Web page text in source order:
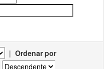
| Ordenar por